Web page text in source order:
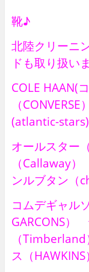
靴♪
北陸クリーニ
ドも取り扱い
COLE HAAN(
（
(atlantic-stars)
オールスター
（Callaway
ンルブタン（
コムデギャル
GARCONS）
（
ス（HAWKINS）